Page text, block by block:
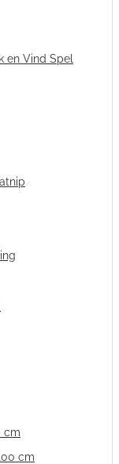
en Vind Spel
cm
cm